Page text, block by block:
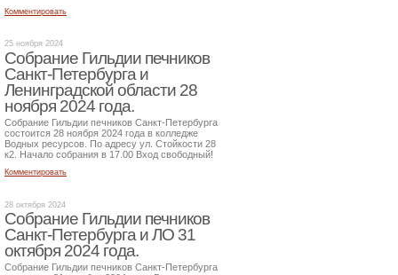
Комментировать
25 ноября 2024
Собрание Гильдии печников
Санкт-Петербурга и
Ленинградской области 28
ноября 2024 года.
Собрание Гильдии печников Санкт-Петербурга
состоится 28 ноября 2024 года в колледже
Водных ресурсов. По адресу ул. Стойкости 28
к2. Начало собрания в 17.00 Вход свободный!
Комментировать
28 октября 2024
Собрание Гильдии печников
Санкт-Петербурга и ЛО 31
октября 2024 года.
Собрание Гильдии печников Санкт-Петербурга